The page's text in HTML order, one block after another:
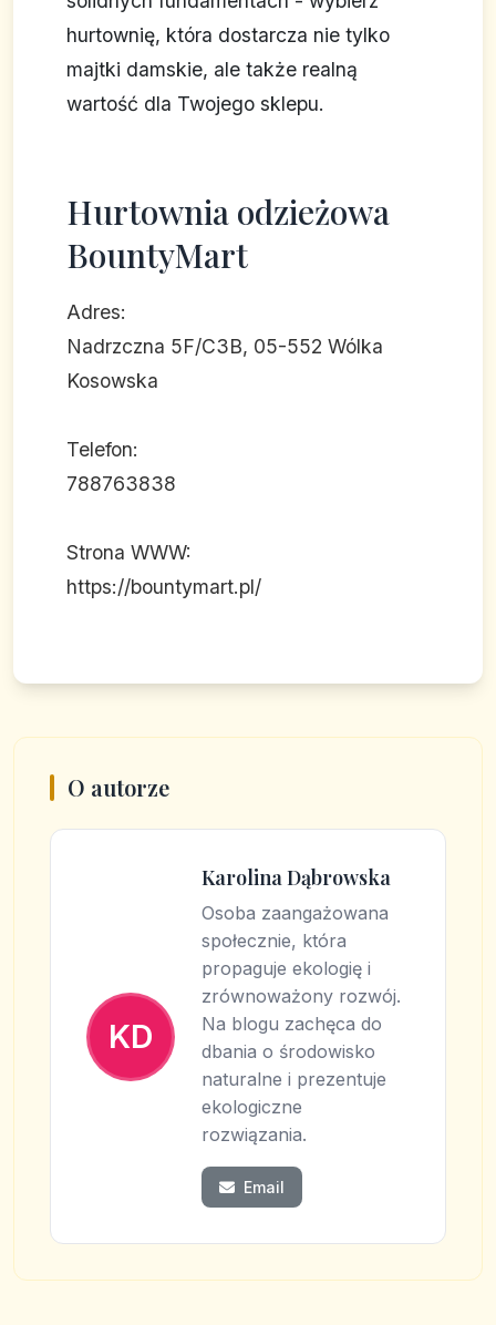
hurtownię, która dostarcza nie tylko
majtki damskie, ale także realną
wartość dla Twojego sklepu.
Hurtownia odzieżowa
BountyMart
Adres:
Nadrzczna 5F/C3B, 05-552 Wólka
Kosowska
Telefon:
788763838
Strona WWW:
https://bountymart.pl/
O autorze
KD
Karolina Dąbrowska
Osoba zaangażowana
społecznie, która
propaguje ekologię i
zrównoważony rozwój.
Na blogu zachęca do
dbania o środowisko
naturalne i prezentuje
ekologiczne
rozwiązania.
Email